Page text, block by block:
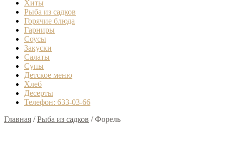
Хиты
Рыба из садков
Горячие блюда
Гарниры
Соусы
Закуски
Салаты
Супы
Детское меню
Хлеб
Десерты
Телефон: 633-03-66
Главная /Рыба из садков /Форель